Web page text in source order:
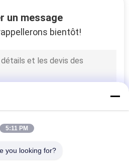
un message
bientôt!
5:11 PM
you looking for?